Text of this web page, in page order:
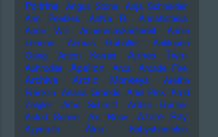
Poitrine Angus Stone Anja Schneider
Ann Peebles
AnNa R.
Annahstasia
Anne Will
Annenmaykantereit
Annie
Lennox
Anreas Gabalier
Antilopen
Gang
Anton Karras Aphex Twin
Aphrodite Apsilon Arca Arcade Fire
Archive Arctic Monkeys
Aretha
Franklin Ariana Grande Ariel Pink Arnd
Zeigler
Arno Schmitt
Arthur Gunter
Astrid Sonne
Axl Rose Azure Ray
Azymuth Ätna
Babyshambles